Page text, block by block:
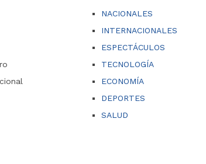
NACIONALES
INTERNACIONALES
ESPECTÁCULOS
TECNOLOGÍA
ECONOMÍA
DEPORTES
SALUD